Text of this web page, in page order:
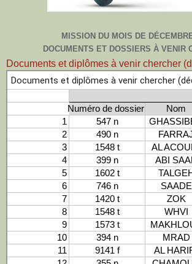
MISSION DU MOIS DE
DOCUMENTS ET DOSSIERS À VENIR
Documents et diplômes à venir chercher